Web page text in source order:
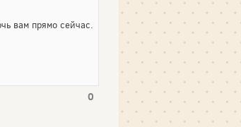
вам прямо сейчас.
0